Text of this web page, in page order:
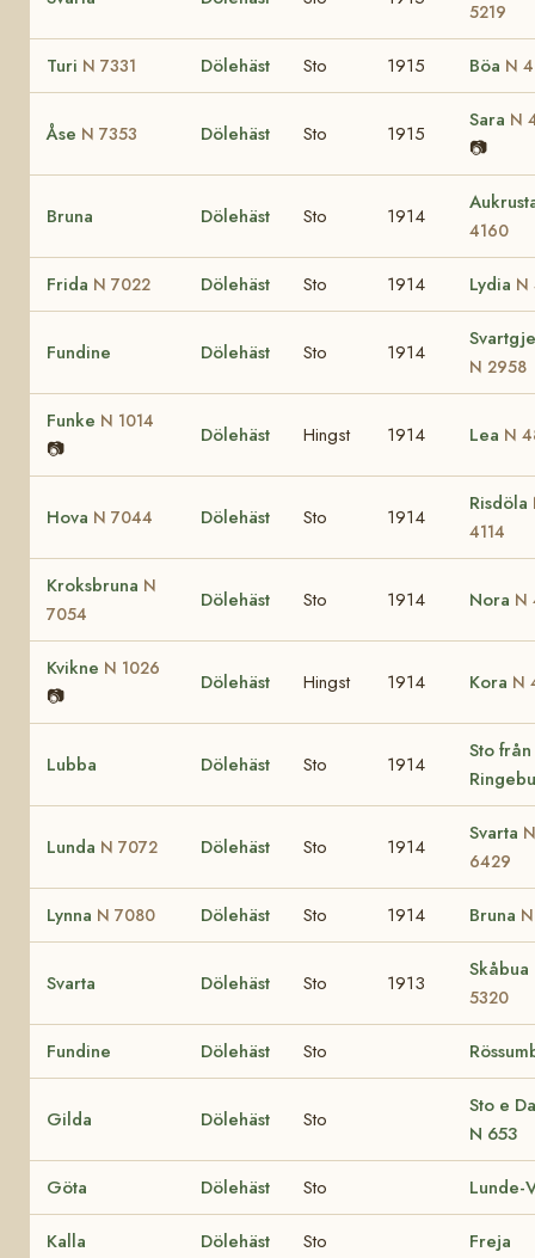
5219
Turi N 7331 Dölehäst Sto 1915 Böa N
Åse N 7353 Dölehäst Sto 1915
Sara N
📷
Bruna Dölehäst Sto 1914
4160
Frida N 7022 Dölehäst Sto 1914 Lydia N
Fundine Dölehäst Sto 1914
N 2958
Funke N 1014
📷
Dölehäst Hingst 1914 Lea N
Hova N 7044 Dölehäst Sto 1914
Risdöla
4114
Kroksbruna N
7054
Dölehäst Sto 1914 Nora N
Kvikne N 1026
📷
Dölehäst Hingst 1914 Kora N
Lubba Dölehäst Sto 1914
Sto från
Ringebu
Lunda N 7072 Dölehäst Sto 1914
Svarta N
6429
Lynna N 7080 Dölehäst Sto 1914 Bruna
Svarta Dölehäst Sto 1913
5320
Fundine Dölehäst Sto
Gilda Dölehäst Sto
Sto e
N 653
Göta Dölehäst Sto Lunde-
Kalla Dölehäst Sto Freja